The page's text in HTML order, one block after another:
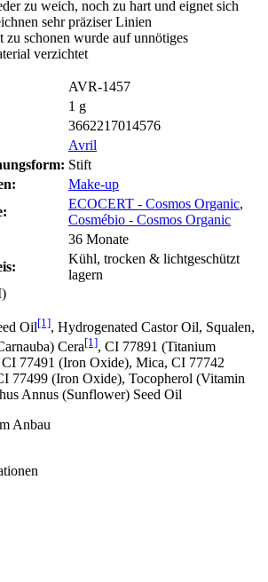
zu weich, noch zu hart und eignet sich
sehr präziser Linien
schonen wurde auf unnötiges
verzichtet
AVR-1457
1 g
3662217014576
Avril
Stift
Make-up
ECOCERT - Cosmos Organic,
Cosmébio - Cosmos Organic
36 Monate
Kühl, trocken & lichtgeschützt
lagern
Oil[1], Hydrogenated Castor Oil, Squalen,
Cera[1], CI 77891 (Titanium
77491 (Iron Oxide), Mica, CI 77742
77499 (Iron Oxide), Tocopherol (Vitamin
Annus (Sunflower) Seed Oil
Anbau